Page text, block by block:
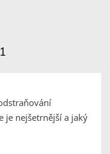
je nejšetrnější a jaký